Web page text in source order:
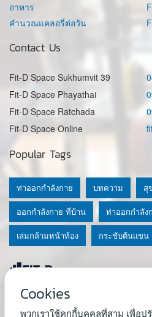
อาหาร
คำนวณแคลอรี่ต่อวัน
Contact Us
Fit-D Space Sukhumvit 39
Fit-D Space Phayathai
Fit-D Space Ratchada
Fit-D Space Online
© 2020 Fit-D.com & Fit-D Finess
Popular Tags
ท่าออกกำลังกาย บทความ สุ
ออกกำลังกาย ที่บ้าน ท่าออกกำลัง
เล่มกล้ามหน้าท้อง กระชับต้นแขน
Cookies
พวกเราใช้คุกกี้บุคคลที่สาม เพื่อป